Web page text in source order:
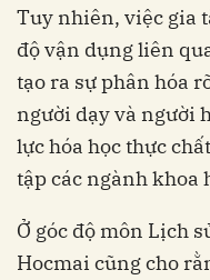
Tuy nhiên, việc gia
độ vận dụng liên
tạo ra sự phân hóa
người dạy và người
lực hóa học thực
tập các ngành khoa
Ở góc độ môn Lịch
Hocmai cũng cho